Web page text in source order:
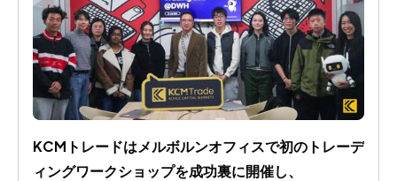
KCMトレードはメルボルンオフィスで初のトレーデ
ィングワークショップを成功裏に開催し、